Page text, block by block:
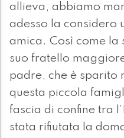
allieva, abbiamo
adesso la considero
amica. Così come la
suo fratello
padre, che è sparito
questa piccola
fascia di confine tra
stata rifiutata la